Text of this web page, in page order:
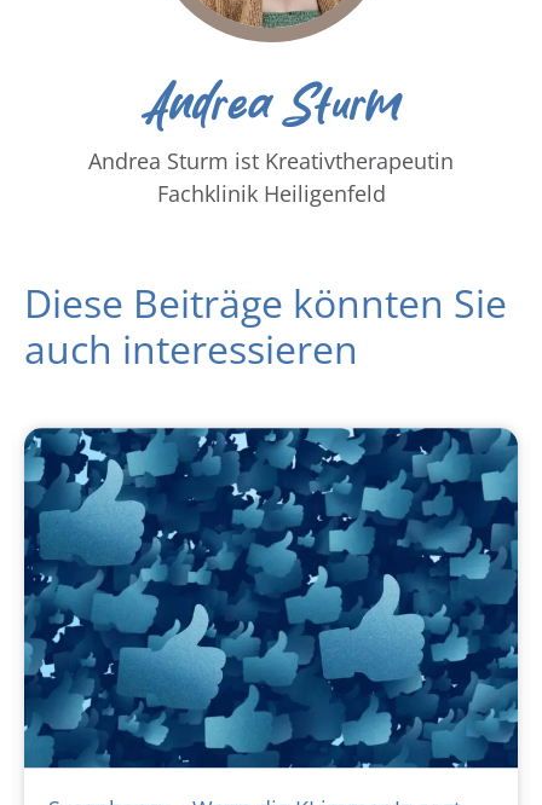
Andrea Sturm
Andrea Sturm ist Kreativtherapeutin
Fachklinik Heiligenfeld
Diese Beiträge könnten Sie
auch interessieren